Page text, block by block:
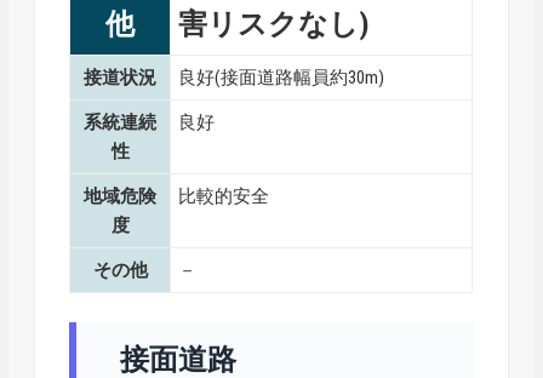
他
害リスクなし)
接道状況 良好(接面道路幅員約30m)
系統連続
性
良好
地域危険
度
比較的安全
その他 －
接面道路